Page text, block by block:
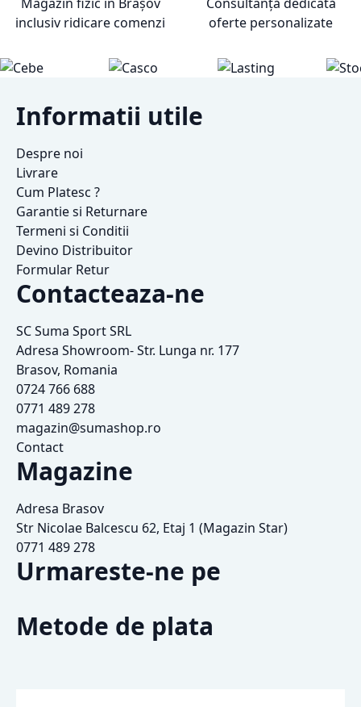
inclusiv ridicare comenzi
oferte personalizate
Informatii utile
Despre noi
Livrare
Cum Platesc ?
Garantie si Returnare
Termeni si Conditii
Devino Distribuitor
Formular Retur
Contacteaza-ne
SC Suma Sport SRL
Adresa Showroom- Str. Lunga nr. 177
Brasov, Romania
0724 766 688
0771 489 278
magazin@sumashop.ro
Contact
Magazine
Adresa Brasov
Str Nicolae Balcescu 62, Etaj 1 (Magazin Star)
0771 489 278
Urmareste-ne pe
Metode de plata